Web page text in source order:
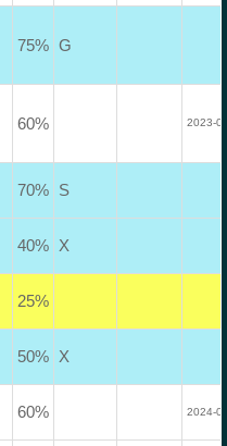
75% G
60% 2023-
70% S
40% X
25%
50% X
60% 2024-